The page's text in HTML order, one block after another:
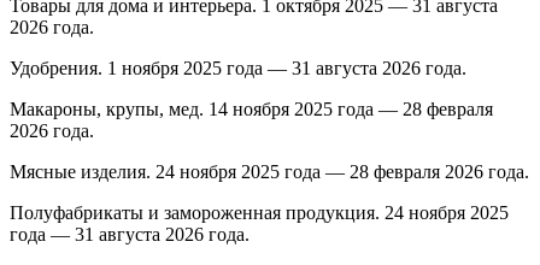
Товары для дома и интерьера. 1 октября 2025 — 31 августа
2026 года.
Удобрения. 1 ноября 2025 года — 31 августа 2026 года.
Макароны, крупы, мед. 14 ноября 2025 года — 28 февраля
2026 года.
Мясные изделия. 24 ноября 2025 года — 28 февраля 2026 года.
Полуфабрикаты и замороженная продукция. 24 ноября 2025
года — 31 августа 2026 года.